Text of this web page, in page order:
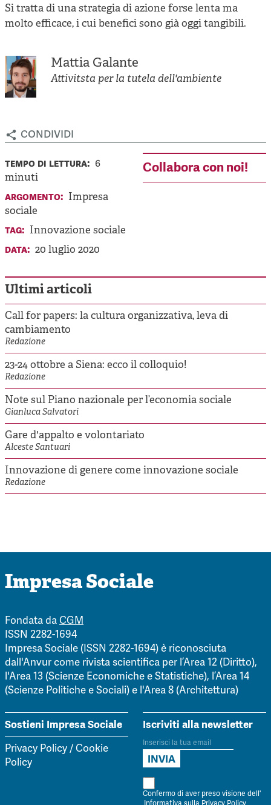
Si tratta di una strategia di azione forse lenta ma
molto efficace, i cui benefici sono già oggi tangibili.
Mattia Galante
Attivitsta per la tutela dell'ambiente
condividi
tempo di lettura: 6
minuti
argomento: Impresa
sociale
tag: Innovazione sociale
data: 20 luglio 2020
Collabora con noi!
Ultimi articoli
Call for papers: la cultura organizzativa, leva di
cambiamento
Redazione
23-24 ottobre a Siena: ecco il colloquio!
Redazione
Note sul Piano nazionale per l’economia sociale
Gianluca Salvatori
Gare d'appalto e volontariato
Alceste Santuari
Innovazione di genere come innovazione sociale
Redazione
Impresa Sociale
Fondata daCGM
ISSN 2282-1694
Impresa Sociale (ISSN 2282-1694) è riconosciuta
dall'Anvur come rivista scientifica per l’Area 12 (Diritto),
l'Area 13 (Scienze Economiche e Statistiche), l’Area 14
(Scienze Politiche e Sociali) e l'Area 8 (Architettura)
Sostieni Impresa Sociale
Privacy Policy/Cookie
Policy
Iscriviti alla newsletter
Confermo di aver preso visione dell'